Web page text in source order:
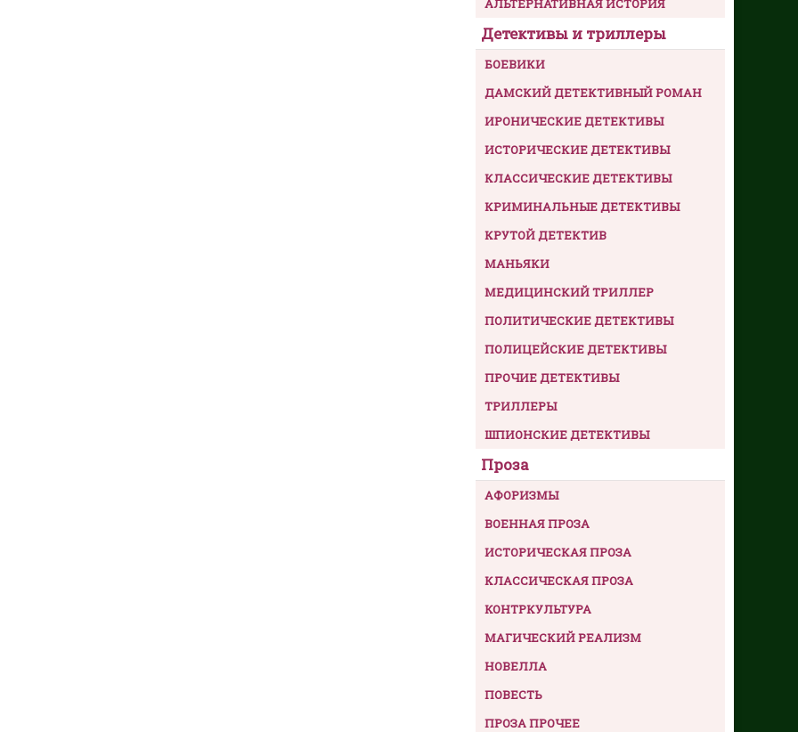
АЛЬТЕРНАТИВНАЯ ИСТОРИЯ
Детективы и триллеры
БОЕВИКИ
ДАМСКИЙ ДЕТЕКТИВНЫЙ РОМАН
ИРОНИЧЕСКИЕ ДЕТЕКТИВЫ
ИСТОРИЧЕСКИЕ ДЕТЕКТИВЫ
КЛАССИЧЕСКИЕ ДЕТЕКТИВЫ
КРИМИНАЛЬНЫЕ ДЕТЕКТИВЫ
КРУТОЙ ДЕТЕКТИВ
МАНЬЯКИ
МЕДИЦИНСКИЙ ТРИЛЛЕР
ПОЛИТИЧЕСКИЕ ДЕТЕКТИВЫ
ПОЛИЦЕЙСКИЕ ДЕТЕКТИВЫ
ПРОЧИЕ ДЕТЕКТИВЫ
ТРИЛЛЕРЫ
ШПИОНСКИЕ ДЕТЕКТИВЫ
Проза
АФОРИЗМЫ
ВОЕННАЯ ПРОЗА
ИСТОРИЧЕСКАЯ ПРОЗА
КЛАССИЧЕСКАЯ ПРОЗА
КОНТРКУЛЬТУРА
МАГИЧЕСКИЙ РЕАЛИЗМ
НОВЕЛЛА
ПОВЕСТЬ
ПРОЗА ПРОЧЕЕ